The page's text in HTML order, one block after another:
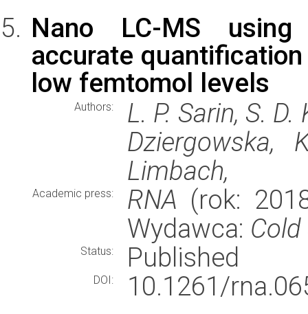
Nano LC-MS
accurate
low femtomol levels
Authors:
L. P. Sarin, S.
Dziergowska,
Limbach,
Academic press: RNA (rok:
Wydawca:
Status: Published
DOI:
10.1261/